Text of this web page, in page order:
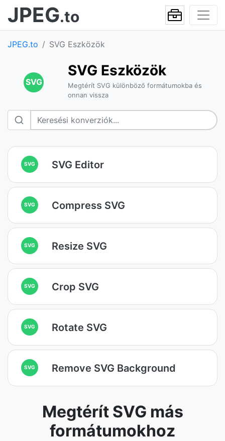
JPEG.to
JPEG.to SVG Eszközök
SVG
SVG Eszközök
Megtérít SVG különböző formátumokba és
onnan vissza
SVG SVG Editor
SVG Compress SVG
SVG Resize SVG
SVG Crop SVG
SVG Rotate SVG
SVG Remove SVG Background
Megtérít SVG más
formátumokhoz